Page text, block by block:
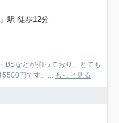
駅 徒歩12分
BSなどが揃っており、とても
5500円です。... もっと見る